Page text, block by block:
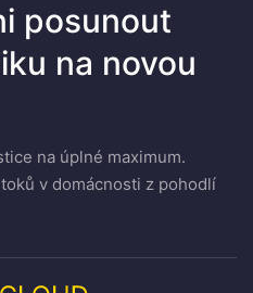
posunout
na novou
na úplné maximum.
v domácnosti z pohodlí